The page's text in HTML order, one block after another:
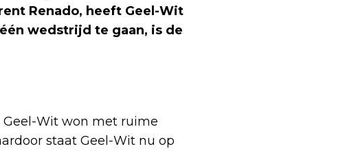
Renado, heeft Geel-Wit
wedstrijd te gaan, is de
Geel-Wit won met ruime
staat Geel-Wit nu op